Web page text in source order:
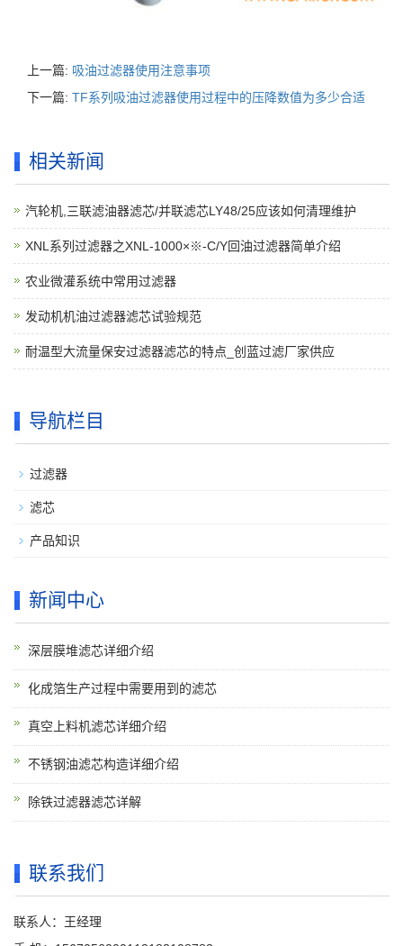
上一篇: 吸油过滤器使用注意事项
下一篇: TF系列吸油过滤器使用过程中的压降数值为多少合适
相关新闻
汽轮机,三联滤油器滤芯/并联滤芯LY48/25应该如何清理维护
XNL系列过滤器之XNL-1000×※-C/Y回油过滤器简单介绍
农业微灌系统中常用过滤器
发动机机油过滤器滤芯试验规范
耐温型大流量保安过滤器滤芯的特点_创蓝过滤厂家供应
导航栏目
过滤器
滤芯
产品知识
新闻中心
深层膜堆滤芯详细介绍
化成箔生产过程中需要用到的滤芯
真空上料机滤芯详细介绍
不锈钢油滤芯构造详细介绍
除铁过滤器滤芯详解
联系我们
联系人：王经理